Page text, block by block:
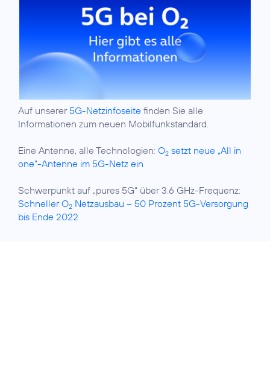
Auf unserer 5G-Netzinfoseite finden Sie alle
Informationen zum neuen Mobilfunkstandard.
Eine Antenne, alle Technologien: O2 setzt neue „All in
one“-Antenne im 5G-Netz ein
Schwerpunkt auf „pures 5G“ über 3.6 GHz-Frequenz:
Schneller O2 Netzausbau – 50 Prozent 5G-Versorgung
bis Ende 2022